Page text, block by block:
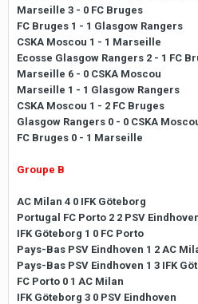
Marseille 3 - 0 FC Bruges
FC Bruges 1 - 1 Glasgow Rangers
CSKA Moscou 1 - 1 Marseille
Ecosse Glasgow Rangers 2 - 1 FC
Marseille 6 - 0 CSKA Moscou
Marseille 1 - 1 Glasgow Rangers
CSKA Moscou 1 - 2 FC Bruges
Glasgow Rangers 0 - 0 CSKA
FC Bruges 0 - 1 Marseille
Groupe B
AC Milan 4 0 IFK Göteborg
Portugal FC Porto 2 2 PSV
IFK Göteborg 1 0 FC Porto
Pays-Bas PSV Eindhoven 1 2 AC
Pays-Bas PSV Eindhoven 1 3 IFK
FC Porto 0 1 AC Milan
IFK Göteborg 3 0 PSV Eindhoven